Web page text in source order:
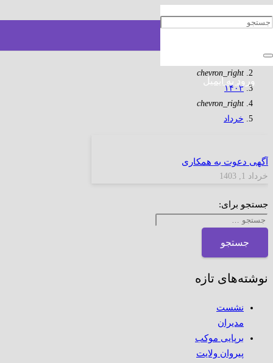
ورود به ایمیل
ماه:خرداد 1403
chevron_right
۱۴۰۳
chevron_right
خرداد
آگهی دعوت به همکاری
خرداد 1, 1403
جستجو برای:
نوشته‌های تازه
نشست
مدیران
برپایی موکب
پیروان ولایت